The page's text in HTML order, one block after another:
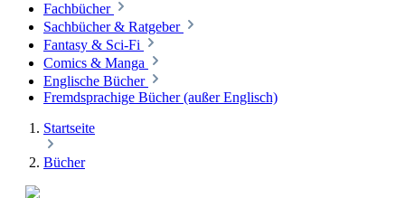
Fachbücher
Sachbücher & Ratgeber
Fantasy & Sci-Fi
Comics & Manga
Englische Bücher
Fremdsprachige Bücher (außer Englisch)
Startseite
Bücher